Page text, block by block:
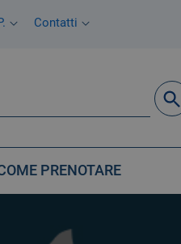
Contatti
PRENOTARE